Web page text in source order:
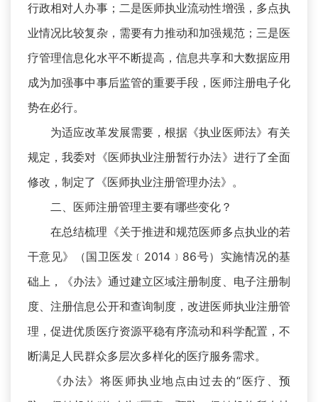
行政相对人办事；二是医师执业流动性增强，多点执
业情况比较复杂，需要有力推动和加强规范；三是医
疗管理信息化水平不断提高，信息共享和大数据应用
成为加强事中事后监管的重要手段，医师注册电子化
势在必行。
为适应改革发展需要，根据《执业医师法》有关
规定，我委对《医师执业注册暂行办法》进行了全面
修改，制定了《医师执业注册管理办法》。
二、医师注册管理主要有哪些变化？
在总结梳理《关于推进和规范医师多点执业的若
干意见》（国卫医发﹝2014﹞86号）实施情况的基
础上，《办法》通过建立区域注册制度、电子注册制
度、注册信息公开和查询制度，改进医师执业注册管
理，促进优质医疗资源平稳有序流动和科学配置，不
断满足人民群众多层次多样化的医疗服务需求。
《办法》将医师执业地点由过去的“医疗、预